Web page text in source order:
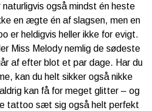
også mindst én heste
en ægte én af slagsen, men en
er heldigvis heller ikke for evigt.
Miss Melody nemlig de sødeste
af efter blot et par dage. Har du
kan du helt sikker også nikke
kan få for meget glitter – og
tattoo sæt sig også helt perfekt